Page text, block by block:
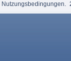
Nutzungsbedingungen.